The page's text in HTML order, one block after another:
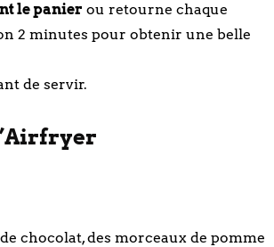
le panier ou retourne chaque
2 minutes pour obtenir une belle
de servir.
chocolat, des morceaux de pomme